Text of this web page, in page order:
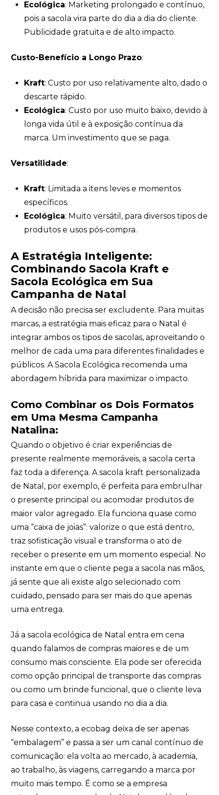
Ecológica: Marketing prolongado e contínuo,
pois a sacola vira parte do dia a dia do cliente.
Publicidade gratuita e de alto impacto.
Custo-Benefício a Longo Prazo:
Kraft: Custo por uso relativamente alto, dado o
descarte rápido.
Ecológica: Custo por uso muito baixo, devido à
longa vida útil e à exposição contínua da
marca. Um investimento que se paga.
Versatilidade:
Kraft: Limitada a itens leves e momentos
específicos.
Ecológica: Muito versátil, para diversos tipos de
produtos e usos pós-compra.
A Estratégia Inteligente:
Combinando Sacola Kraft e
Sacola Ecológica em Sua
Campanha de Natal
A decisão não precisa ser excludente. Para muitas
marcas, a estratégia mais eficaz para o Natal é
integrar ambos os tipos de sacolas, aproveitando o
melhor de cada uma para diferentes finalidades e
públicos. A Sacola Ecológica recomenda uma
abordagem híbrida para maximizar o impacto.
Como Combinar os Dois Formatos
em Uma Mesma Campanha
Natalina:
Quando o objetivo é criar experiências de
presente realmente memoráveis, a sacola certa
faz toda a diferença. A sacola kraft personalizada
de Natal, por exemplo, é perfeita para embrulhar
o presente principal ou acomodar produtos de
maior valor agregado. Ela funciona quase como
uma “caixa de joias”: valorize o que está dentro,
traz sofisticação visual e transforma o ato de
receber o presente em um momento especial. No
instante em que o cliente pega a sacola nas mãos,
já sente que ali existe algo selecionado com
cuidado, pensado para ser mais do que apenas
uma entrega.
Já a sacola ecológica de Natal entra em cena
quando falamos de compras maiores e de um
consumo mais consciente. Ela pode ser oferecida
como opção principal de transporte das compras
ou como um brinde funcional, que o cliente leva
para casa e continua usando no dia a dia.
Nesse contexto, a ecobag deixa de ser apenas
“embalagem” e passa a ser um canal contínuo de
comunicação: ela volta ao mercado, à academia,
ao trabalho, às viagens, carregando a marca por
muito mais tempo. É como se a empresa